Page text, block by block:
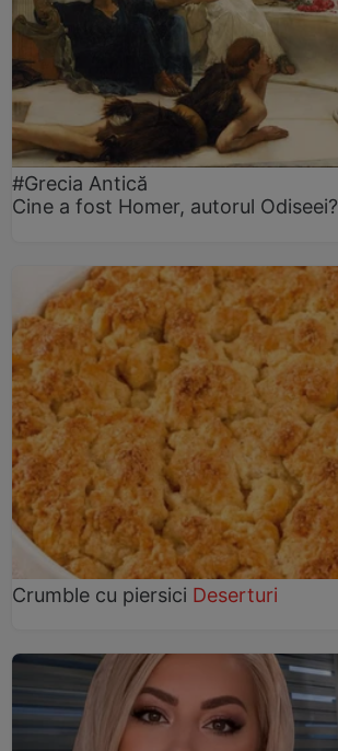
#Grecia Antică
Cine a fost Homer, autorul Odiseei?
Crumble cu piersici Deserturi